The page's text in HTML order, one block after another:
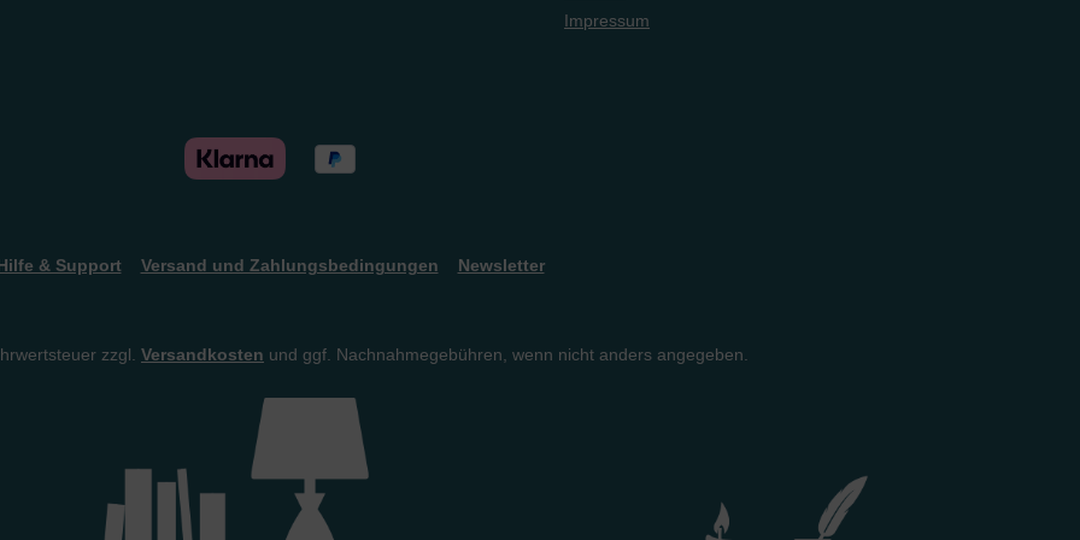
Impressum
& Support Versand und Zahlungsbedingungen Newsletter
zzgl. Versandkosten und ggf. Nachnahmegebühren, wenn nicht anders angegeben.